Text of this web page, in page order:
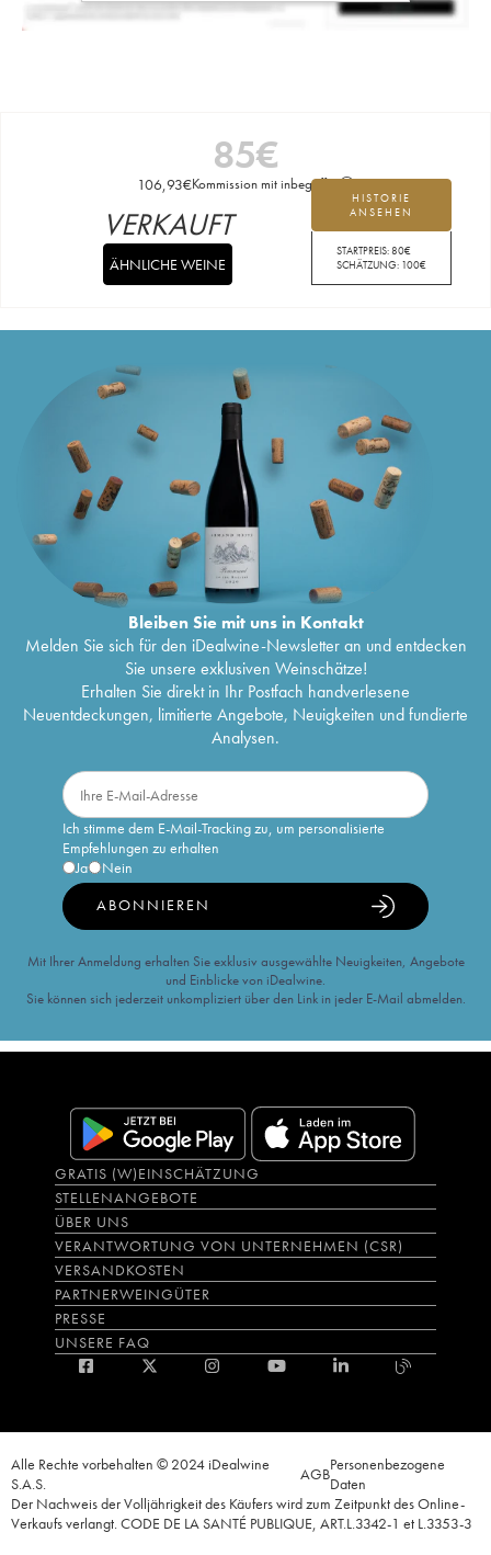
85€
106,93€Kommission mit inbegriffen
HISTORIE
ANSEHEN
STARTPREIS:80€
SCHÄTZUNG: 100€
VERKAUFT
ÄHNLICHE WEINE
Bleiben Sie mit uns in Kontakt
Melden Sie sich für den iDealwine-Newsletter an und entdecken
Sie unsere exklusiven Weinschätze!
Erhalten Sie direkt in Ihr Postfach handverlesene
Neuentdeckungen, limitierte Angebote, Neuigkeiten und fundierte
Analysen.
Ich stimme dem E-Mail-Tracking zu, um personalisierte
Empfehlungen zu erhalten
Ja
Nein
ABONNIEREN
Mit Ihrer Anmeldung erhalten Sie exklusiv ausgewählte Neuigkeiten, Angebote
und Einblicke von iDealwine.
Sie können sich jederzeit unkompliziert über den Link in jeder E-Mail abmelden.
GRATIS (W)EINSCHÄTZUNG
STELLENANGEBOTE
ÜBER UNS
VERANTWORTUNG VON UNTERNEHMEN (CSR)
VERSANDKOSTEN
PARTNERWEINGÜTER
PRESSE
UNSERE FAQ
Alle Rechte vorbehalten © 2024 iDealwine
S.A.S.
AGBPersonenbezogene
Daten
Der Nachweis der Volljährigkeit des Käufers wird zum Zeitpunkt des Online-
Verkaufs verlangt. CODE DE LA SANTÉ PUBLIQUE, ART.L.3342-1 et L.3353-3